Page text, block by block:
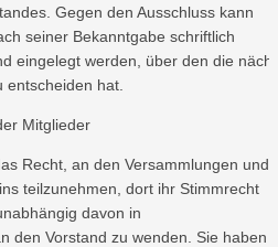
Gegen den Ausschluss kann
seiner Bekanntgabe schriftlich
eingelegt werden, über den die
entscheiden hat.
Mitglieder
Recht, an den Versammlungen und
teilzunehmen, dort ihr Stimmrecht
davon in
den Vorstand zu wenden. Sie haben